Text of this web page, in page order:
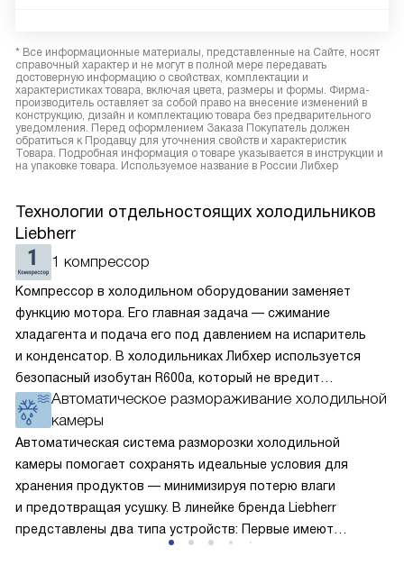
* Все информационные материалы, представленные на Сайте, носят
справочный характер и не могут в полной мере передавать
достоверную информацию о свойствах, комплектации и
характеристиках товара, включая цвета, размеры и формы. Фирма-
производитель оставляет за собой право на внесение изменений в
конструкцию, дизайн и комплектацию товара без предварительного
уведомления. Перед оформлением Заказа Покупатель должен
обратиться к Продавцу для уточнения свойств и характеристик
Товара. Подробная информация о товаре указывается в инструкции и
на упаковке товара. Используемое название в России Либхер
Технологии отдельностоящих холодильников
Liebherr
1 компрессор
Компрессор в холодильном оборудовании заменяет
функцию мотора. Его главная задача — сжимание
хладагента и подача его под давлением на испаритель
и конденсатор. В холодильниках Либхер используется
безопасный изобутан R600a, который не вредит
окружающей среде. Компрессор перегоняет его
по охладительному контуру по принципу насоса. Чем
лучше работает «мотор» прибора, тем качественнее
и быстрее происходит охлаждение, затрачивается
меньше электроэнергии.
Автоматическое размораживание холодильной
камеры
Автоматическая система разморозки холодильной
камеры помогает сохранять идеальные условия для
хранения продуктов — минимизируя потерю влаги
и предотвращая усушку. В линейке бренда Liebherr
представлены два типа устройств: Первые имеют